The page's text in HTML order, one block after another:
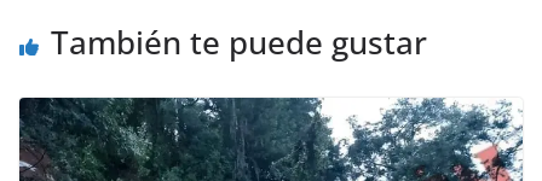
También te puede gustar